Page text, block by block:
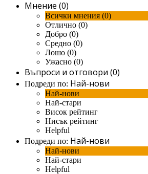
Мнение (0)
Всички мнения (0)
Отлично (0)
Добро (0)
Средно (0)
Лошо (0)
Ужасно (0)
Въпроси и отговори (0)
Подреди по: Най-нови
Най-нови
Най-стари
Висок рейтинг
Нисък рейтинг
Helpful
Подреди по: Най-нови
Най-нови
Най-стари
Helpful